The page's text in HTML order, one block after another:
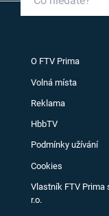
O FTV Prima
Volná místa
Reklama
HbbTV
Podmínky užívání
Cookies
Vlastník FTV Prima
r.o.